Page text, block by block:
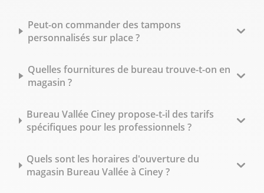
Peut-on commander des tampons
personnalisés sur place ?
Quelles fournitures de bureau trouve-t-on en
magasin ?
Bureau Vallée Ciney propose-t-il des tarifs
spécifiques pour les professionnels ?
Quels sont les horaires d'ouverture du
magasin Bureau Vallée à Ciney ?